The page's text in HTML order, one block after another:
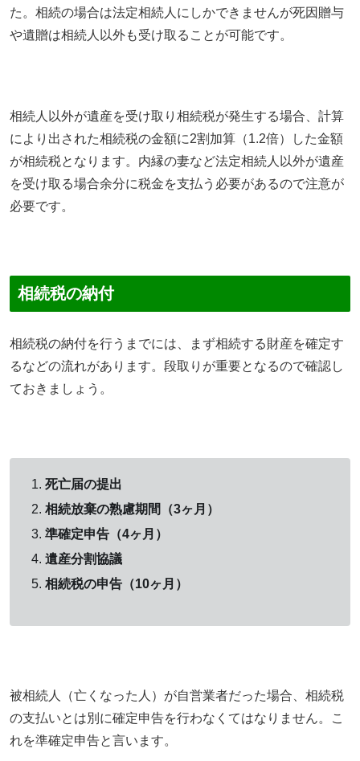
た。相続の場合は法定相続人にしかできませんが死因贈与
や遺贈は相続人以外も受け取ることが可能です。
相続人以外が遺産を受け取り相続税が発生する場合、計算
により出された相続税の金額に2割加算（1.2倍）した金額
が相続税となります。内縁の妻など法定相続人以外が遺産
を受け取る場合余分に税金を支払う必要があるので注意が
必要です。
相続税の納付
相続税の納付を行うまでには、まず相続する財産を確定す
るなどの流れがあります。段取りが重要となるので確認し
ておきましょう。
死亡届の提出
相続放棄の熟慮期間（3ヶ月）
準確定申告（4ヶ月）
遺産分割協議
相続税の申告（10ヶ月）
被相続人（亡くなった人）が自営業者だった場合、相続税
の支払いとは別に確定申告を行わなくてはなりません。こ
れを準確定申告と言います。